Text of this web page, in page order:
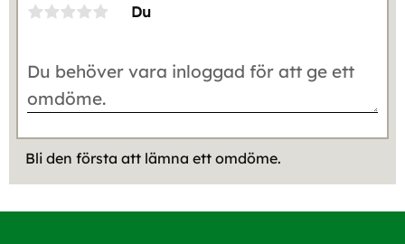
Du
Bli den första att lämna ett omdöme.